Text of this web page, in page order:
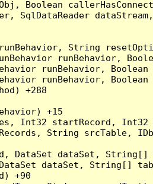
Boolean
SqlDataReader
String
runBehavior,
runBehavior,
runBehavior,
+288
+15
Int32 startRecord,
String srcTable,
DataSet dataSet, String[]
dataSet, String[]
+90